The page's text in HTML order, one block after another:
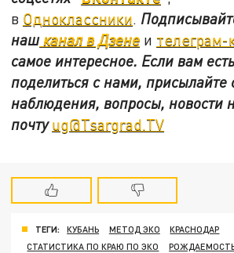
в Одноклассники
нашканал в Дзене и телеграм-
самое интересное. Если вам
поделиться с нами, присылайте
наблюдения, вопросы, новости
почтуug@Tsargrad.TV
ТЕГИ: КУБАНЬ МЕТОД ЭКО
КРАСНОДАР
СТАТИСТИКА ПО КРАЮ ПО ЭКО